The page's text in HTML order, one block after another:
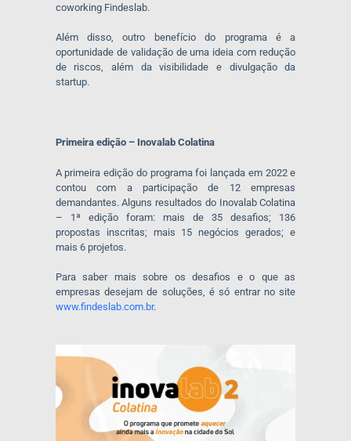
coworking Findeslab.
Além disso, outro benefício do programa é a
oportunidade de validação de uma ideia com redução
de riscos, além da visibilidade e divulgação da
startup.
Primeira edição – Inovalab Colatina
A primeira edição do programa foi lançada em 2022 e
contou com a participação de 12 empresas
demandantes. Alguns resultados do Inovalab Colatina
– 1ª edição foram: mais de 35 desafios; 136
propostas inscritas; mais 15 negócios gerados; e
mais 6 projetos.
Para saber mais sobre os desafios e o que as
empresas desejam de soluções, é só entrar no site
www.findeslab.com.br.